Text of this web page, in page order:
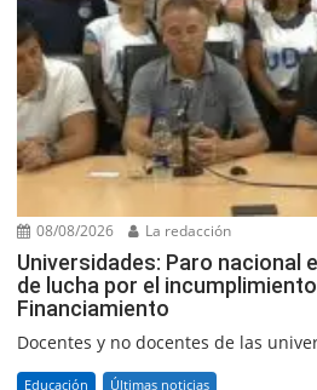
08/08/2026 La redacción
Universidades: Paro nacional
de lucha por el
Financiamiento
Docentes y no docentes de las
Educación Últimas noticias